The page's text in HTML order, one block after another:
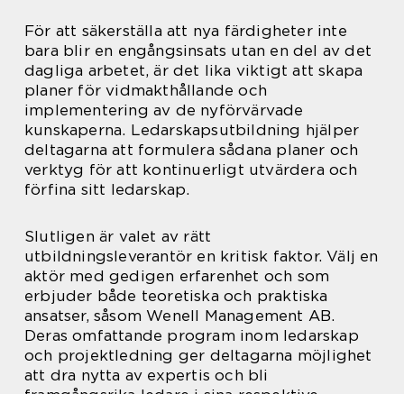
För att säkerställa att nya färdigheter inte
bara blir en engångsinsats utan en del av det
dagliga arbetet, är det lika viktigt att skapa
planer för vidmakthållande och
implementering av de nyförvärvade
kunskaperna. Ledarskapsutbildning hjälper
deltagarna att formulera sådana planer och
verktyg för att kontinuerligt utvärdera och
förfina sitt ledarskap.
Slutligen är valet av rätt
utbildningsleverantör en kritisk faktor. Välj en
aktör med gedigen erfarenhet och som
erbjuder både teoretiska och praktiska
ansatser, såsom Wenell Management AB.
Deras omfattande program inom ledarskap
och projektledning ger deltagarna möjlighet
att dra nytta av expertis och bli